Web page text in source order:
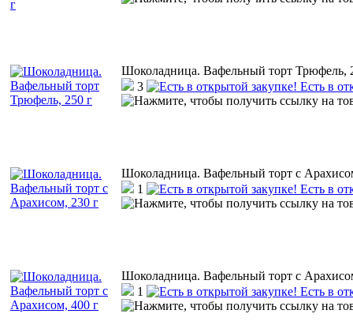
Шоколадница. Вафельный торт Трюфель,
3
Есть в
Шоколадница. Вафельный торт с
1
Есть в
Шоколадница. Вафельный торт с
1
Есть в